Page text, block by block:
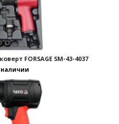
FORSAGE SM-43-4037
наличии